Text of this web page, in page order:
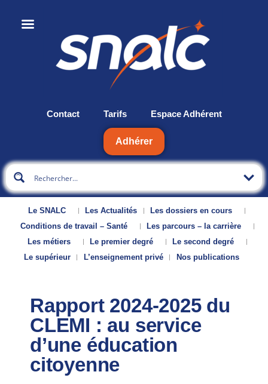
Contact Tarifs Espace Adhérent
Adhérer
Le SNALC Les Actualités
Les dossiers en cours
Conditions de travail – Santé
Les parcours – la carrière
Les métiers
Le premier degré
Le second degré
Le supérieur
L’enseignement privé Nos publications
Rapport 2024-2025 du
CLEMI : au service
d’une éducation
citoyenne